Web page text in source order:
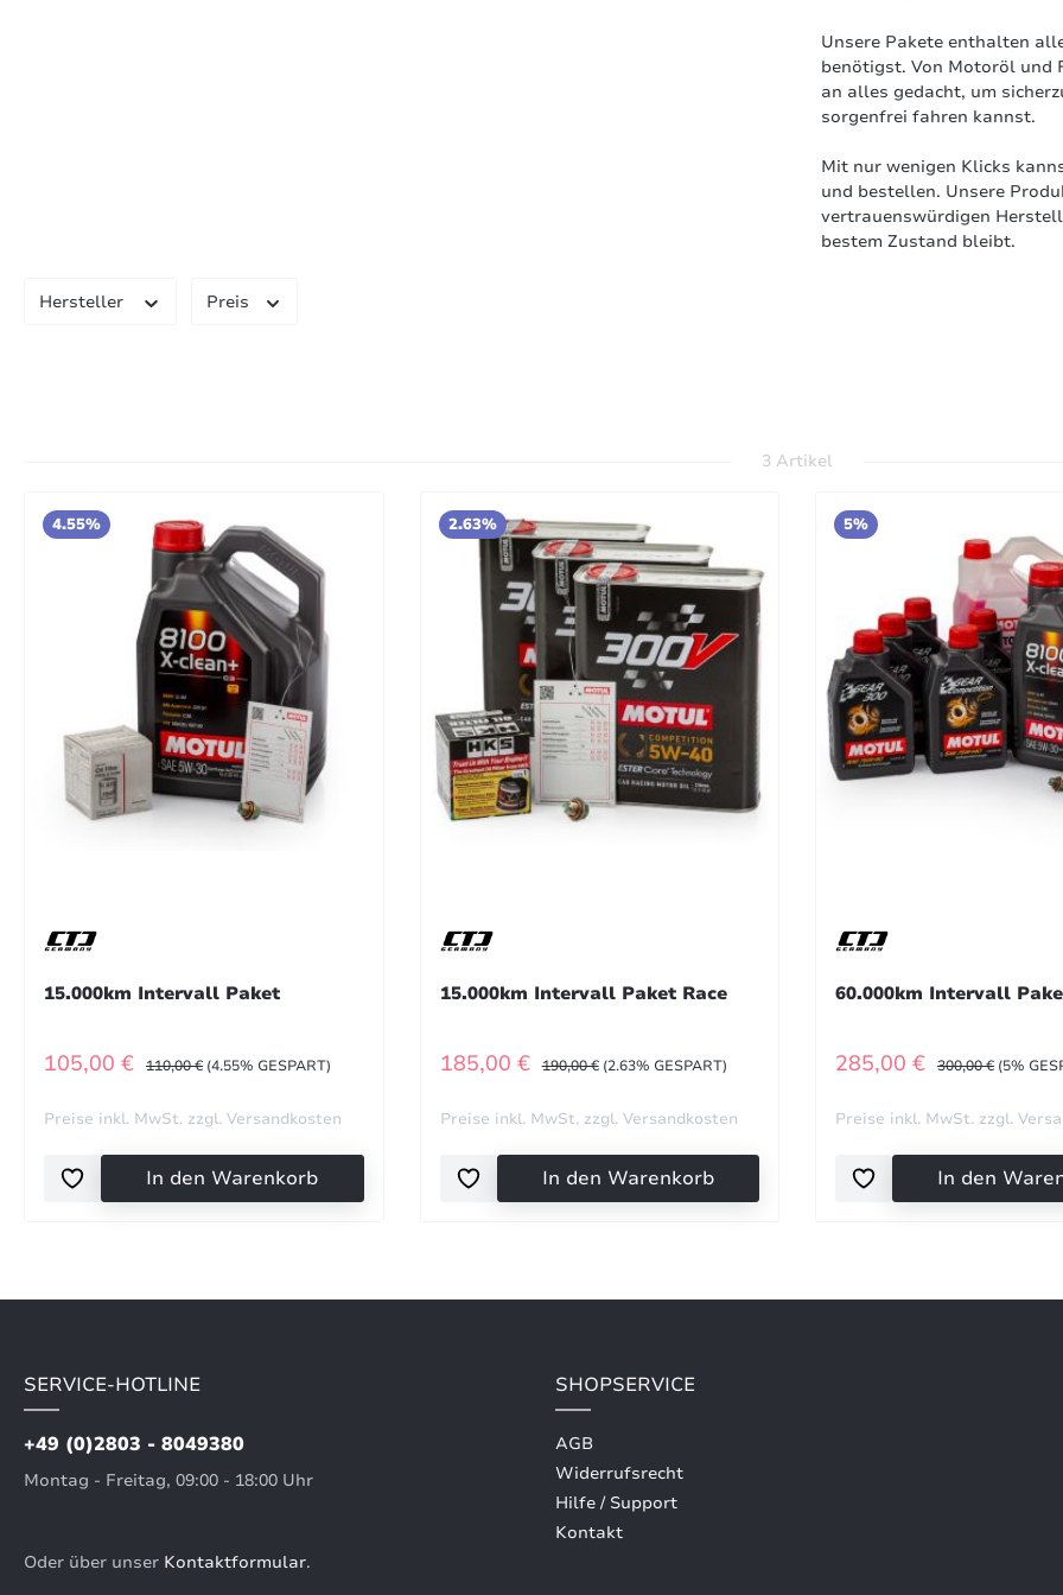
Unsere Pakete enthalten
benötigst. Von Motoröl und
an alles gedacht, um
sorgenfrei fahren kannst.
Mit nur wenigen Klicks
und bestellen. Unsere
vertrauenswürdigen
bestem Zustand bleibt.
Hersteller Preis
3 Artikel
4.55%
15.000km Intervall Paket
VERKAUFSPREIS:
105,00 € REGULÄRER PREIS:
110,00 € (4.55% GESPART)
Preise inkl. MwSt. zzgl. Versandkosten
In den Warenkorb
2.63%
15.000km Intervall Paket Race
VERKAUFSPREIS:
185,00 € REGULÄRER PREIS:
190,00 € (2.63% GESPART)
Preise inkl. MwSt. zzgl. Versandkosten
In den Warenkorb
5%
60.000km Intervall
VERKAUFSPREIS:
285,00 € REGULÄRER
300,00 € (5%
Preise inkl. MwSt. zzgl.
In den
SERVICE-HOTLINE
+49 (0)2803 - 8049380
Montag - Freitag, 09:00 - 18:00 Uhr
Oder über unser Kontaktformular.
SHOPSERVICE
AGB
Widerrufsrecht
Hilfe / Support
Kontakt